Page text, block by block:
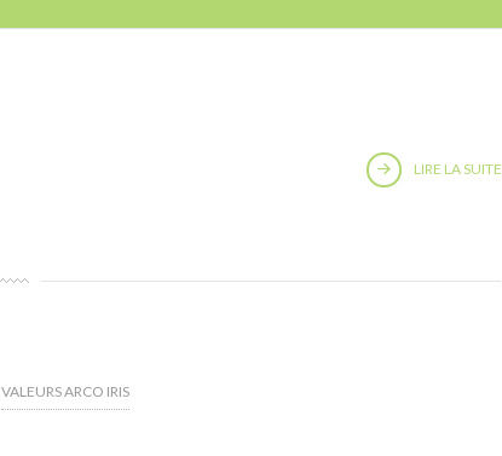
LIRE LA SUITE
VALEURS ARCO IRIS